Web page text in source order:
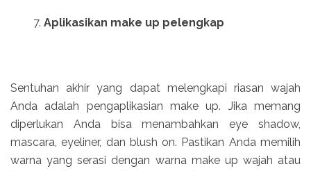
Aplikasikan make up pelengkap
Sentuhan akhir yang dapat melengkapi riasan wajah
Anda adalah pengaplikasian make up. Jika memang
diperlukan Anda bisa menambahkan eye shadow,
mascara, eyeliner, dan blush on. Pastikan Anda memilih
warna yang serasi dengan warna make up wajah atau